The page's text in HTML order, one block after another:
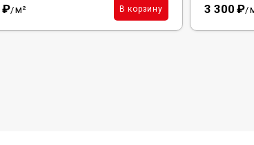
₽/м² В корзину 3 300 ₽/